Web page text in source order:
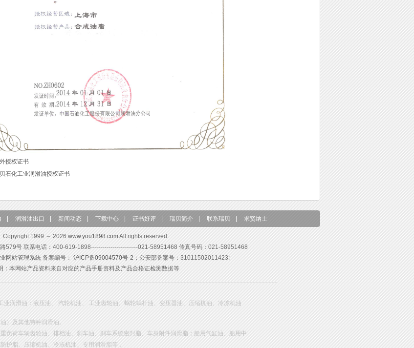
授权证书
石化工业润滑油授权证书
润滑油出口 新闻动态 下载中心 证书好评 瑞贝简介 联系瑞贝 求贤纳士
Copyright 1999 ～ 2026www.you1898.comAll rights reserved.
579号 联系电话：400-619-1898------------------------021-58951468 传真号码：021-58951468
网站管理系统备案编号：沪ICP备09004570号-2；公安部备案号：31011502011423;
：本网站产品资料来自对应的产品手册资料及产品合格证检测数据等
业润滑油：液压油、 汽轮机油、 工业齿轮油、蜗轮蜗杆油、变压器油、压缩机油、冷冻机油
）及其他特种润滑油。
负荷车辆齿轮油、排档油、刹车油、刹车系统密封脂、车身附件润滑脂；船用气缸油、船用中
护脂、压缩机油、冷冻机油、专用润滑脂等，